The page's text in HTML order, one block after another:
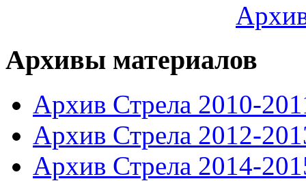
Архивы материалов
Архив Стрела 2010-
Архив Стрела 2012-
Архив Стрела 2014-